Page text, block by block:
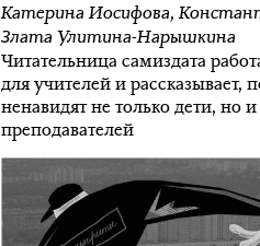
Катерина Иосифова,
Злата Улитина-Нарышкина
Читательница самиздата
для учителей и рассказывает,
ненавидят не только дети, но
преподавателей